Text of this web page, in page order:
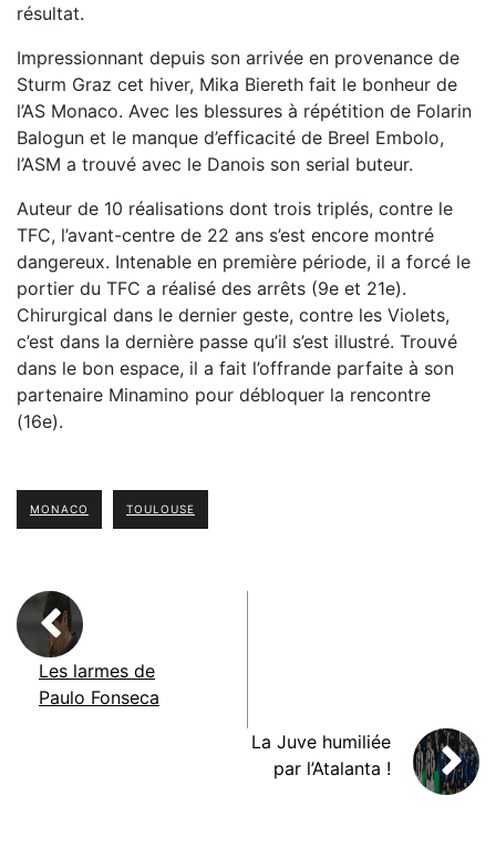
résultat.
Impressionnant depuis son arrivée en provenance de
Sturm Graz cet hiver, Mika Biereth fait le bonheur de
l’AS Monaco. Avec les blessures à répétition de Folarin
Balogun et le manque d’efficacité de Breel Embolo,
l’ASM a trouvé avec le Danois son serial buteur.
Auteur de 10 réalisations dont trois triplés, contre le
TFC, l’avant-centre de 22 ans s’est encore montré
dangereux. Intenable en première période, il a forcé le
portier du TFC a réalisé des arrêts (9e et 21e).
Chirurgical dans le dernier geste, contre les Violets,
c’est dans la dernière passe qu’il s’est illustré. Trouvé
dans le bon espace, il a fait l’offrande parfaite à son
partenaire Minamino pour débloquer la rencontre
(16e).
MONACO TOULOUSE
Les larmes de
Paulo Fonseca
La Juve humiliée
par l’Atalanta !